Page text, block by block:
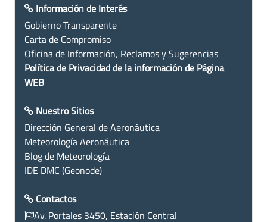
Información de Interés
Gobierno Transparente
Carta de Compromiso
Oficina de Información, Reclamos y Sugerencias
Política de Privacidad de la información de Página
WEB
Nuestro Sitios
Dirección General de Aeronáutica
Meteorología Aeronáutica
Blog de Meteorología
IDE DMC (Geonode)
Contactos
Av. Portales 3450, Estación Central